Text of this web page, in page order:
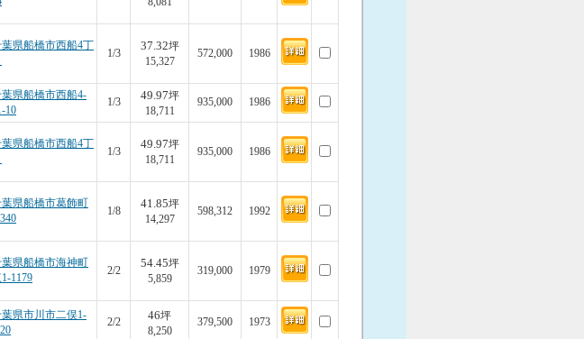
葉県船橋市西船4丁
1/3
37.32坪
15,327
572,000 1986
葉県船橋市西船4-
10
1/3
49.97坪
18,711
935,000 1986
葉県船橋市西船4丁
1/3
49.97坪
18,711
935,000 1986
葉県船橋市葛飾町
1/8
41.85坪
14,297
598,312 1992
葉県船橋市海神町
1179
2/2
54.45坪
5,859
319,000 1979
葉県市川市二俣1-
2/2
46坪
8,250
379,500 1973